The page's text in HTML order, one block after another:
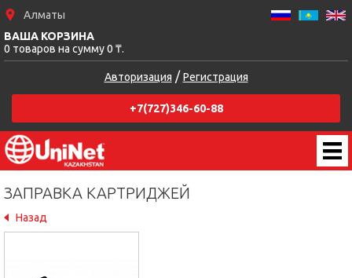
Алматы
+7(727)346-60-88
ВАША КОРЗИНА
0 товаров на сумму 0 ₸.
Авторизация /Регистрация
ЗАПРАВКА КАРТРИДЖЕЙ
Назад